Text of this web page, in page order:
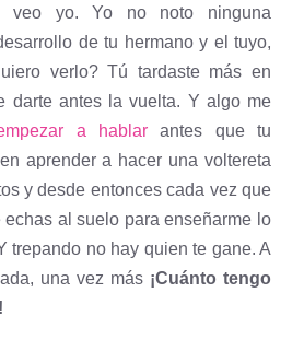
veo yo. Yo no noto ninguna
de tu hermano y el tuyo,
verlo? Tú tardaste más en
darte antes la vuelta. Y algo me
a hablarantes que tu
aprender a hacer una voltereta
y desde entonces cada vez que
al suelo para enseñarme lo
trepando no hay quien te gane. A
una vez más ¡Cuánto tengo